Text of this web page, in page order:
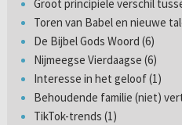
Groot principiële verschil
Toren van Babel en nieuwe
De Bijbel Gods Woord (6)
Nijmeegse Vierdaagse (6)
Interesse in het geloof (1)
Behoudende familie (niet)
TikTok-trends (1)